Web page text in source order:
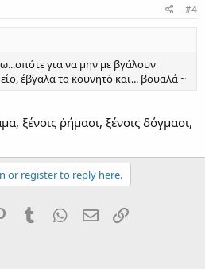
#4
για να μην με βγάλουν
έβγαλα το κουνητό και... βουαλά ~
ξένοις ῥήμασι, ξένοις δόγμασι,
or register to reply here.
PinterestTumblr WhatsApp
Email